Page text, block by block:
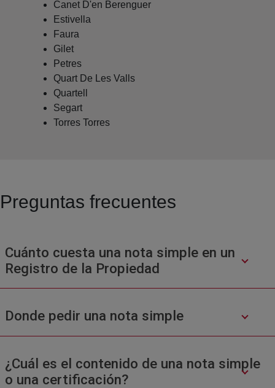
Canet D'en Berenguer
Estivella
Faura
Gilet
Petres
Quart De Les Valls
Quartell
Segart
Torres Torres
Preguntas frecuentes
Cuánto cuesta una nota simple en un
Registro de la Propiedad
Donde pedir una nota simple
¿Cuál es el contenido de una nota simple
o una certificación?